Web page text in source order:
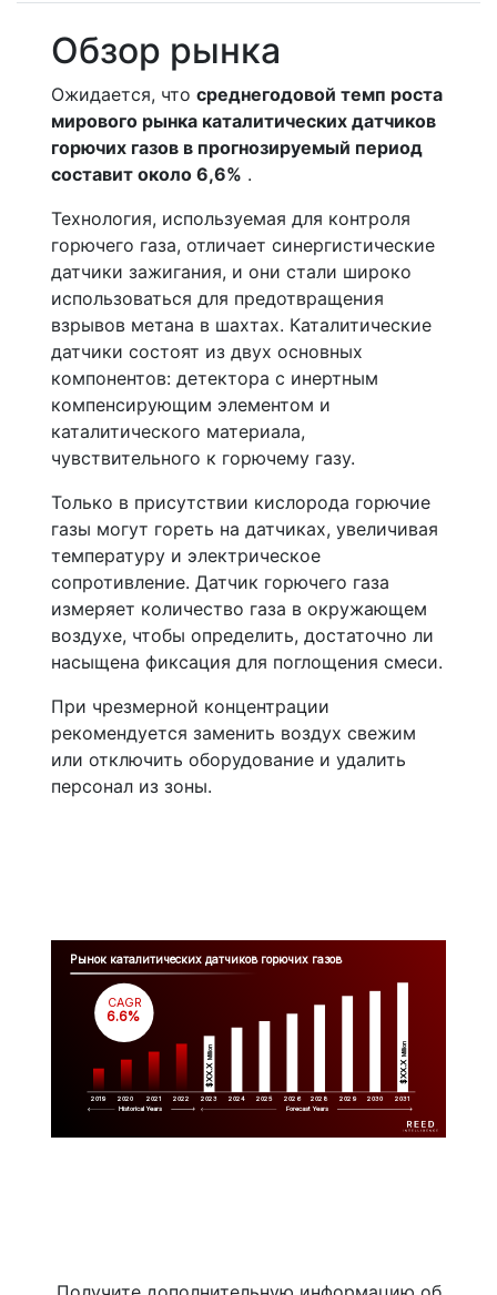
Обзор рынка
Ожидается, что среднегодовой темп роста
мирового рынка каталитических датчиков
горючих газов в прогнозируемый период
составит около 6,6% .
Технология, используемая для контроля
горючего газа, отличает синергистические
датчики зажигания, и они стали широко
использоваться для предотвращения
взрывов метана в шахтах. Каталитические
датчики состоят из двух основных
компонентов: детектора с инертным
компенсирующим элементом и
каталитического материала,
чувствительного к горючему газу.
Только в присутствии кислорода горючие
газы могут гореть на датчиках, увеличивая
температуру и электрическое
сопротивление. Датчик горючего газа
измеряет количество газа в окружающем
воздухе, чтобы определить, достаточно ли
насыщена фиксация для поглощения смеси.
При чрезмерной концентрации
рекомендуется заменить воздух свежим
или отключить оборудование и удалить
персонал из зоны.
Рынок каталитических датчиков горючих газов
2019 2020 2021 2022 2023 2024 2025 2026 2028 2029 2030 2031
$XX.X
Million
$XX.X
Million
CAGR
6.6%
Historical Years Forecast Years